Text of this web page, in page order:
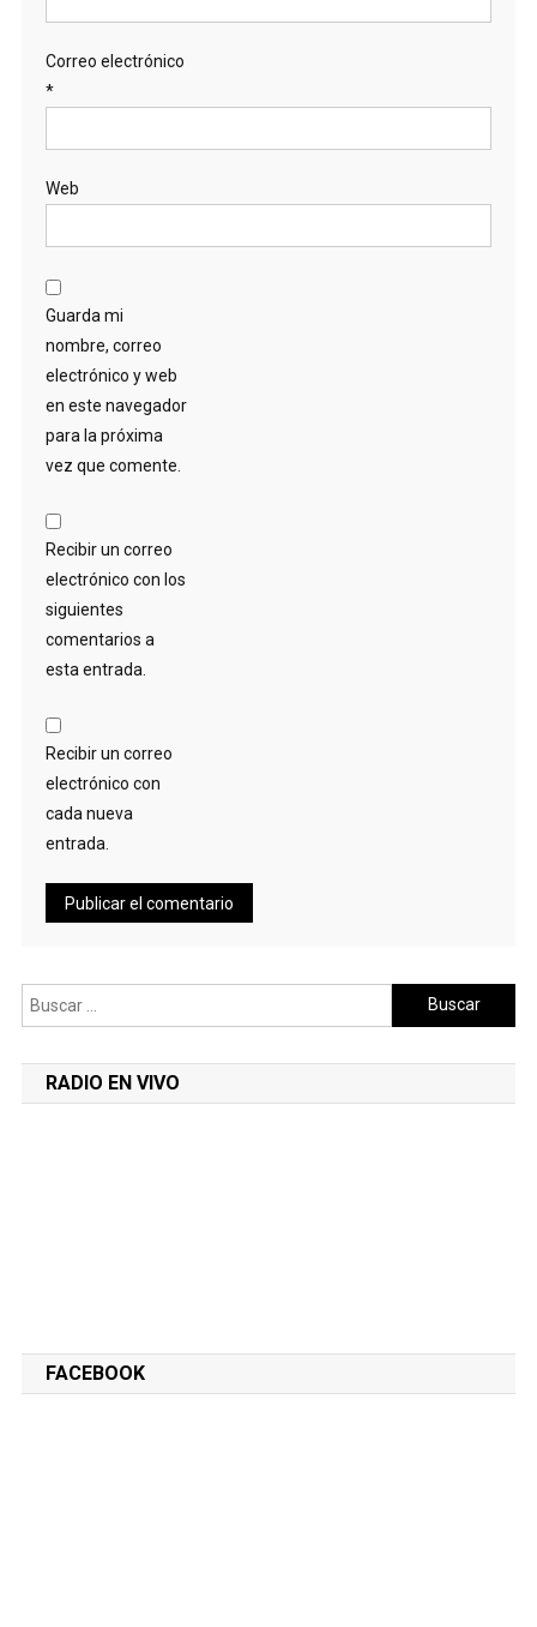
Correo electrónico
*
Web
Guarda mi
nombre, correo
electrónico y web
en este navegador
para la próxima
vez que comente.
Recibir un correo
electrónico con los
siguientes
comentarios a
esta entrada.
Recibir un correo
electrónico con
cada nueva
entrada.
Buscar:
RADIO EN VIVO
FACEBOOK